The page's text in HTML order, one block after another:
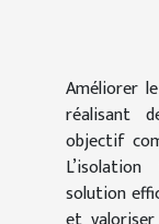
Améliorer
réalisant
objectif
solution